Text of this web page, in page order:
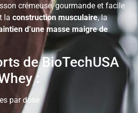
crémeuse, gourmande et facile
laconstruction musculaire, la
d’une masse maigre de
de BioTechUSA
:
par dose